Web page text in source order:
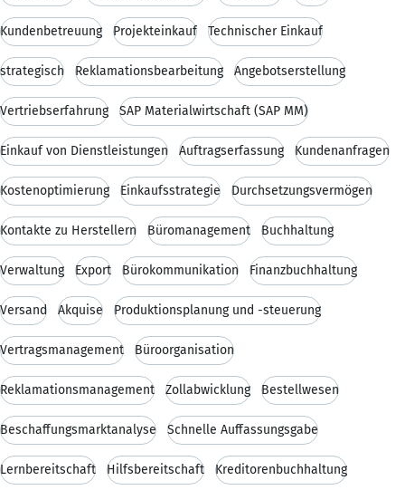
Kundenbetreuung Projekteinkauf Technischer Einkauf
strategisch Reklamationsbearbeitung Angebotserstellung
Vertriebserfahrung SAP Materialwirtschaft (SAP MM)
Einkauf von Dienstleistungen Auftragserfassung Kundenanfragen
Kostenoptimierung Einkaufsstrategie Durchsetzungsvermögen
Kontakte zu Herstellern Büromanagement Buchhaltung
Verwaltung Export Bürokommunikation Finanzbuchhaltung
Versand Akquise Produktionsplanung und -steuerung
Vertragsmanagement Büroorganisation
Reklamationsmanagement Zollabwicklung Bestellwesen
Beschaffungsmarktanalyse Schnelle Auffassungsgabe
Lernbereitschaft Hilfsbereitschaft Kreditorenbuchhaltung